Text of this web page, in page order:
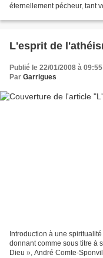
éternellement pécheur, tant
L'esprit de
Publié le 22/01/2008 à 09:55
Par Garrigues
Introduction à une
donnant comme sous titre à
Dieu », André Comte-